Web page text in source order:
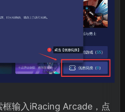
输入iRacing Arcade，点